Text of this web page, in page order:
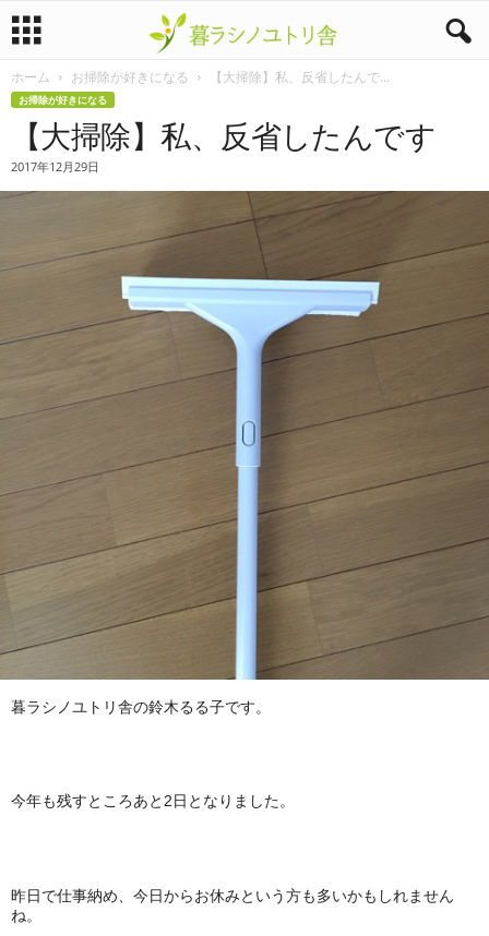
暮
舎
ホーム お掃除が好きになる 【大掃除】私、反省したんで...
お掃除が好きになる
【大掃除】私、反省したんです
2017年12月29日
暮ラシノユトリ舎の鈴木るる子です。
今年も残すところあと2日となりました。
昨日で仕事納め、今日からお休みという方も多いかもしれません
ね。